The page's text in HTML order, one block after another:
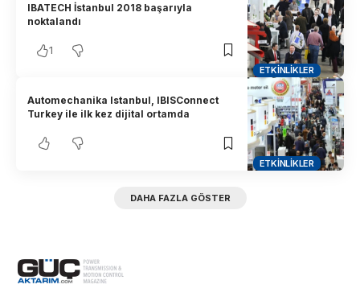
ETKINLIKLER
IBATECH İstanbul 2018 başarıyla
noktalandı
1
ETKINLIKLER
Automechanika Istanbul, IBISConnect
Turkey ile ilk kez dijital ortamda
DAHA FAZLA GÖSTER